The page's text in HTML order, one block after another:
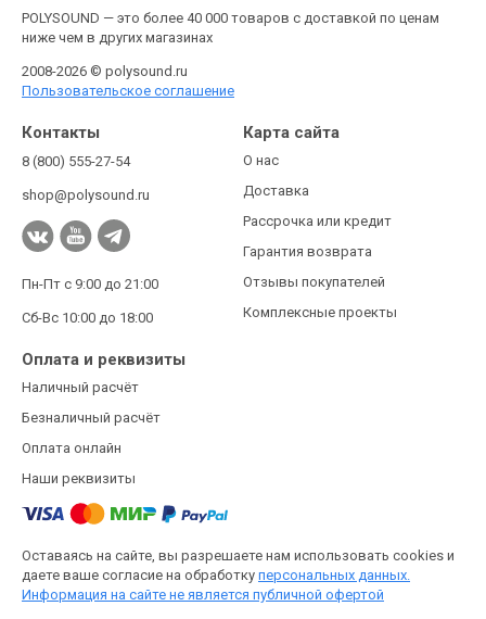
POLYSOUND — это более 40 000 товаров с доставкой по ценам
ниже чем в других магазинах
2008-2026 © polysound.ru
Пользовательское соглашение
Контакты
8 (800) 555-27-54
shop@polysound.ru
Пн-Пт с 9:00 до 21:00
Сб-Вс 10:00 до 18:00
Карта сайта
О нас
Доставка
Рассрочка или кредит
Гарантия возврата
Отзывы покупателей
Комплексные проекты
Оплата и реквизиты
Наличный расчёт
Безналичный расчёт
Оплата онлайн
Наши реквизиты
Оставаясь на сайте, вы разрешаете нам использовать cookies и
даете ваше согласие на обработку персональных данных.
Информация на сайте не является публичной офертой